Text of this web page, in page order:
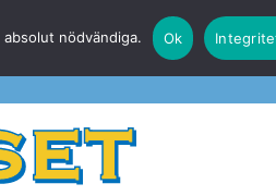
LOGGA IN
nödvändiga. Ok